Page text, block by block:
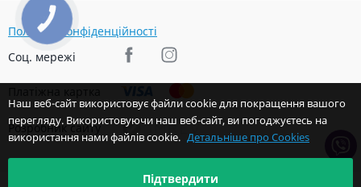
Політика конфіденційності
Соц. мережі
Розробник сайту
Наш веб-сайт використовує файли cookie для покращення вашого
перегляду. Використовуючи наш веб-сайт, ви погоджуєтесь на
використання нами файлів cookie. Детальніше про Cookies
Підтвердити
КНОПКА
ЗВ'ЯЗКУ